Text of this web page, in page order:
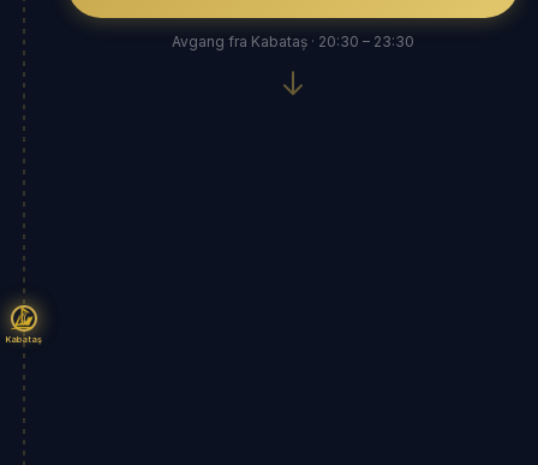
Kabataş
Avgang fra Kabataș · 20:30 – 23:30